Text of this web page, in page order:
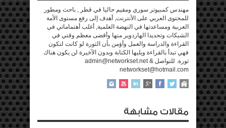
مهندس كمبيوتر سوري ومقيم حاليا في قطر , باحث ومطور
للمحتوى العربي على الأنترنت, أهدف إلى رفع مستوى الأمة
العربية ومساعدتها في النهضة العلمية, أغلب أهتماماتي في
الشبكات وتحديدا الهاردوير منها وأقضى معظم وقتي في
القراءة والدراسة والعمل وأؤمن بأن الثورة لو كانت لتكون
فهي تبدأ بالقراءة ويليها الكتابة وبدون الآخيرة لن يكون هناك
ثورة. للتواصل admin@networkset.net &
networkset@hotmail.com
مقالات مشابهة